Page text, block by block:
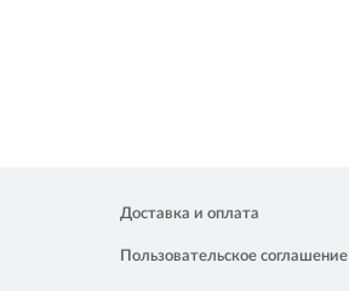
Доставка и оплата
Пользовательское соглашение